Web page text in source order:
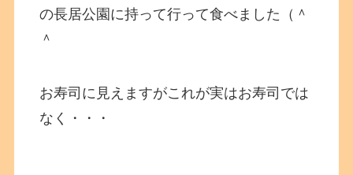
の長居公園に持って行って食べました（＾
＾
お寿司に見えますがこれが実はお寿司では
なく・・・